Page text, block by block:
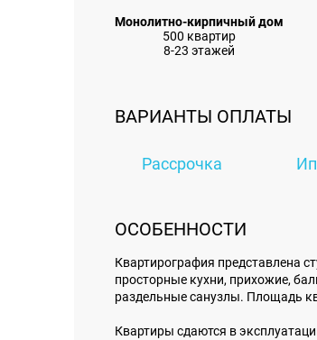
Монолитно-кирпичный дом
500 квартир
8-23 этажей
ВАРИАНТЫ ОПЛАТЫ
Рассрочка
ОСОБЕННОСТИ
Квартирография представлена
просторные кухни, прихожие,
раздельные санузлы. Площадь
Квартиры сдаются в